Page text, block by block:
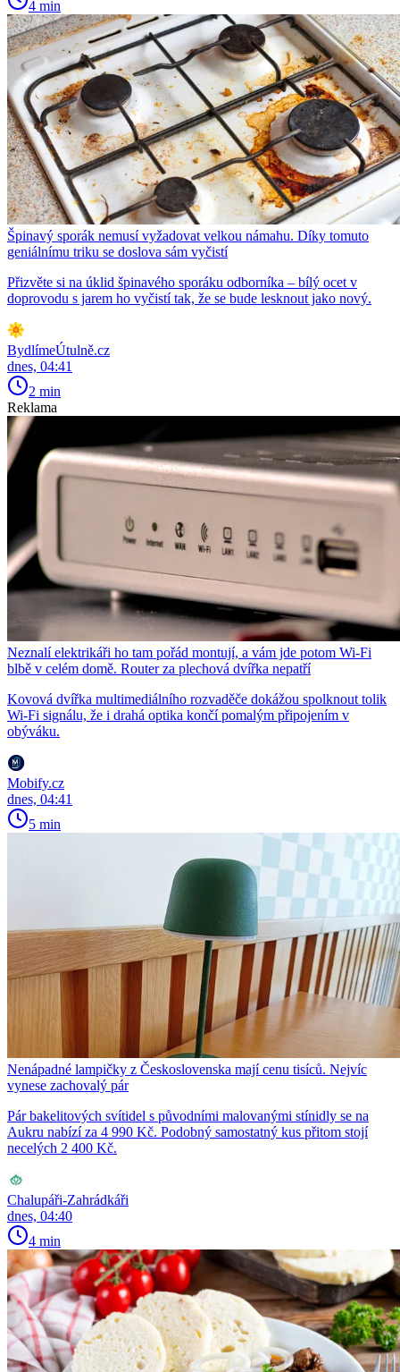
4 min
Špinavý sporák nemusí vyžadovat velkou námahu. Díky tomuto
geniálnímu triku se doslova sám vyčistí
Přizvěte si na úklid špinavého sporáku odborníka – bílý ocet v
doprovodu s jarem ho vyčistí tak, že se bude lesknout jako nový.
BydlímeÚtulně.cz
dnes, 04:41
2 min
Reklama
Neznalí elektrikáři ho tam pořád montují, a vám jde potom Wi-Fi
blbě v celém domě. Router za plechová dvířka nepatří
Kovová dvířka multimediálního rozvaděče dokážou spolknout tolik
Wi-Fi signálu, že i drahá optika končí pomalým připojením v
obýváku.
Mobify.cz
dnes, 04:41
5 min
Nenápadné lampičky z Československa mají cenu tisíců. Nejvíc
vynese zachovalý pár
Pár bakelitových svítidel s původními malovanými stínidly se na
Aukru nabízí za 4 990 Kč. Podobný samostatný kus přitom stojí
necelých 2 400 Kč.
Chalupáři-Zahrádkáři
dnes, 04:40
4 min